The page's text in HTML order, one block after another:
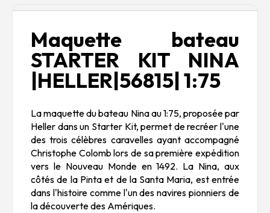
Maquette bateau
STARTER KIT NINA
|HELLER|56815| 1:75
La maquette du bateau Ninaau 1:75, proposée par
Heller dans un Starter Kit, permet de recréer l'une
des trois célèbres caravelles ayant accompagné
Christophe Colomb lors de sa première expédition
vers le Nouveau Monde en 1492. La Nina, aux
côtés de la Pintaet de la Santa Maria, est entrée
dans l'histoire comme l'un des navires pionniers de
la découverte des Amériques.